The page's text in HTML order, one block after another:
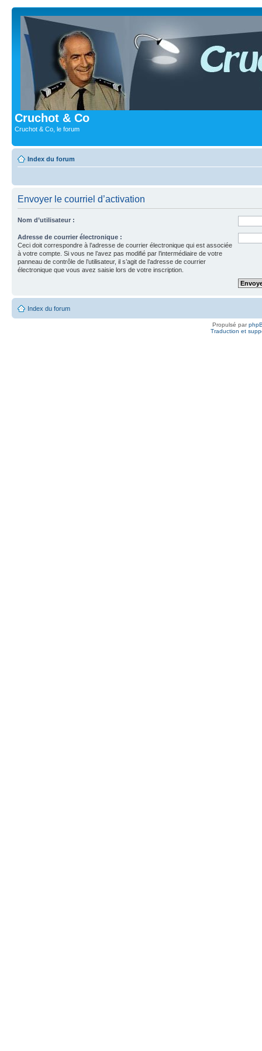
Cruchot & Co
Cruchot & Co, le forum
Index du forum
Envoyer le courriel d’activation
Nom d’utilisateur :
Adresse de courrier électronique :
Ceci doit correspondre à l’adresse de courrier électronique qui est associée
à votre compte. Si vous ne l’avez pas modifié par l’intermédiaire de votre
panneau de contrôle de l’utilisateur, il s’agit de l’adresse de courrier
électronique que vous avez saisie lors de votre inscription.
Index du forum
Propulsé par
Traduction et